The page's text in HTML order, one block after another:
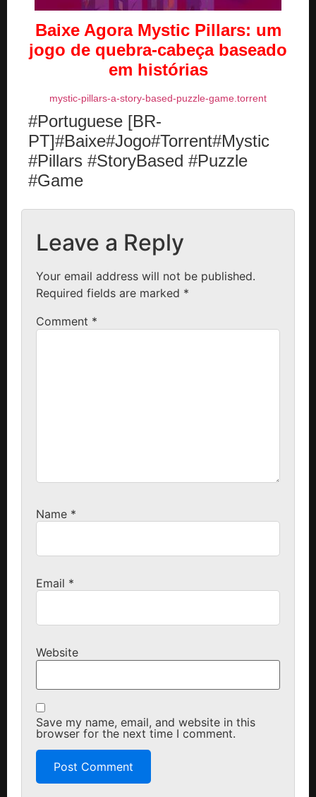
Baixe Agora Mystic Pillars: um
jogo de quebra-cabeça baseado
em histórias
mystic-pillars-a-story-based-puzzle-game.torrent
#Portuguese [BR-
PT]#Baixe#Jogo#Torrent#Mystic
#Pillars #StoryBased #Puzzle
#Game
Leave a Reply
Your email address will not be published.
Required fields are marked *
Comment *
Name *
Email *
Website
Save my name, email, and website in this
browser for the next time I comment.